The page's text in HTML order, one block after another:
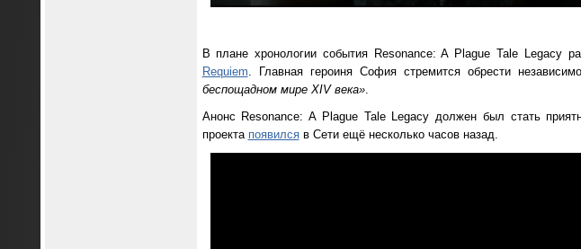
В плане хронологии события Resonance: A Plague Tale Legacy
Requiem. Главная героиня София стремится обрести
беспощадном мире XIV века».
Анонс Resonance: A Plague Tale Legacy должен был стать
проекта появилсяв Сети ещё несколько часов назад.